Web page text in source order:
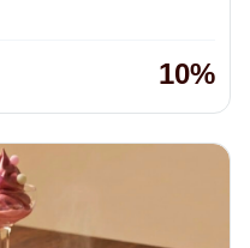
10%